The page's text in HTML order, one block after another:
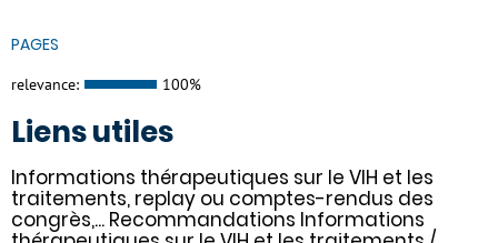
PAGES
relevance: 100%
Liens utiles
Informations thérapeutiques sur le VIH et les
traitements, replay ou comptes-rendus des
congrès,... Recommandations Informations